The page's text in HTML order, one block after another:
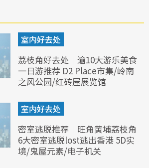
室内好去处
荔枝角好去处︱逾10大游乐美食
一日游推荐 D2 Place市集/岭南
之风公园/红砖屋展览馆
室内好去处
密室逃脱推荐︱旺角黄埔荔枝角
6大密室逃脱lost逃出香港 5D实
境/鬼屋元素/电子机关